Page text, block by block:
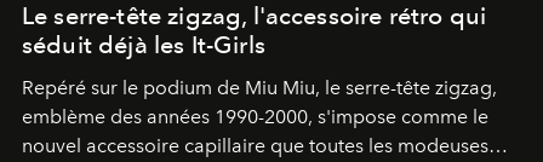
Le serre-tête zigzag, l'accessoire rétro qui
séduit déjà les It-Girls
Repéré sur le podium de Miu Miu, le serre-tête zigzag,
emblème des années 1990-2000, s'impose comme le
nouvel accessoire capillaire que toutes les modeuses